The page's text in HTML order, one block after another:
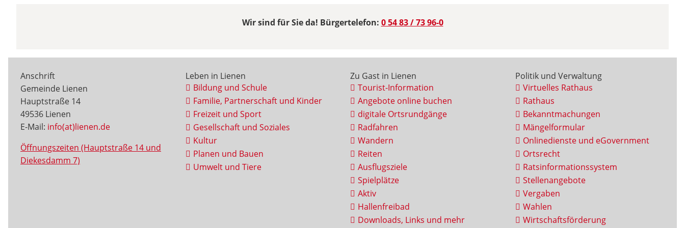
Wir sind für Sie da! Bürgertelefon: 0 54 83 / 73 96-0
Anschrift
Gemeinde Lienen
Hauptstraße 14
49536 Lienen
E-Mail: info(at)lienen.de
Öffnungszeiten (Hauptstraße 14 und
Diekesdamm 7)
Leben in Lienen
Bildung und Schule
Familie, Partnerschaft und Kinder
Freizeit und Sport
Gesellschaft und Soziales
Kultur
Planen und Bauen
Umwelt und Tiere
Zu Gast in Lienen
Tourist-Information
Angebote online buchen
digitale Ortsrundgänge
Radfahren
Wandern
Reiten
Ausflugsziele
Spielplätze
Aktiv
Hallenfreibad
Downloads, Links und mehr
Politik und Verwaltung
Virtuelles Rathaus
Rathaus
Bekanntmachungen
Mängelformular
Onlinedienste und eGovernment
Ortsrecht
Ratsinformationssystem
Stellenangebote
Vergaben
Wahlen
Wirtschaftsförderung